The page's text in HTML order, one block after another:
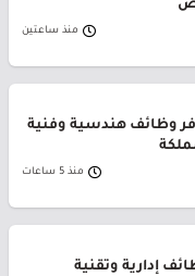
منذ ساعتين
وظائف هندسية وفنية
منذ 5 ساعات
إدارية وتقنية